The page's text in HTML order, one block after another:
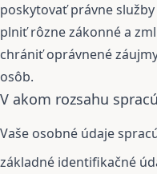
poskytovať právne
plniť rôzne zákonné a
chrániť oprávnené
osôb.
V akom rozsahu
Vaše osobné údaje
základné identifikačné